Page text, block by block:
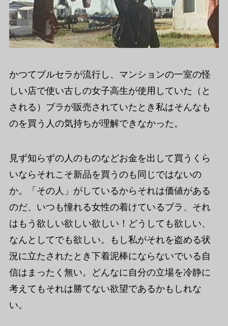
かつてブルセラが流行し、マンションの一室の怪
しい店で使い古しの女子高生が使用していた（と
される）ブラが販売されていたとき私はそんなも
のを買う人の気持ちが理解できなかった。
見ず知らずの人のものなどお金を出して買うくら
いならそれこそ新品を買うのも同じではないの
か。「その人」がしているからそれは価値がある
のだ、いつも憧れる女性の着けているブラ、それ
はもう欲しい欲しい欲しい！どうしても欲しい、
なんとしてでも欲しい。もし私がそれを盗める状
況に立たされたとき下着泥棒にならないでいる自
信はまったく無い。どんなに自分の立場を冷静に
考えてもそれは勝てない欲望であるかもしれな
い。